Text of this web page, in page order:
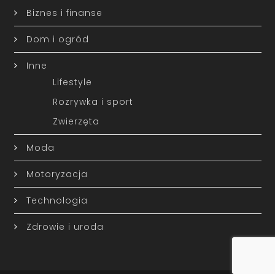
Biznes i finanse
Dom i ogród
Inne
Lifestyle
Rozrywka i sport
Zwierzęta
Moda
Motoryzacja
Technologia
Zdrowie i uroda